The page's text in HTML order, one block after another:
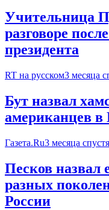
Учительница
разговоре
президента
RT на русском3 месяца
Бут назвал
американцев в
Газета.Ru3 месяца спустя
Песков назвал
разных
России